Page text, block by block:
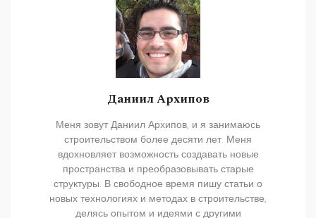
Даниил Архипов
Меня зовут Даниил Архипов, и я занимаюсь
строительством более десяти лет. Меня
вдохновляет возможность создавать новые
пространства и преобразовывать старые
структуры. В свободное время пишу статьи о
новых технологиях и методах в строительстве,
делясь опытом и идеями с другими